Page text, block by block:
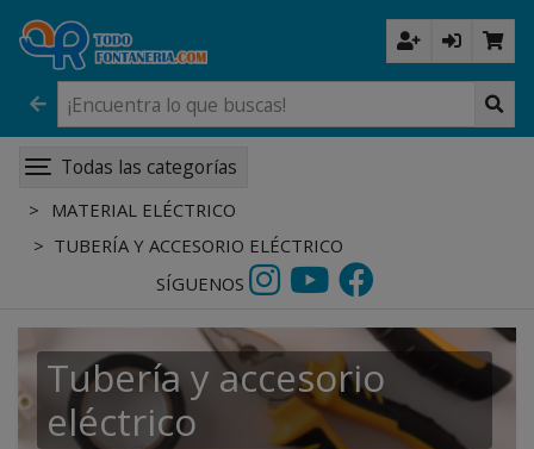
Todas las categorías
MATERIAL ELÉCTRICO
TUBERÍA Y ACCESORIO ELÉCTRICO
SÍGUENOS
Tubería y accesorio
eléctrico